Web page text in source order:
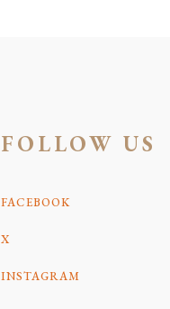
FOLLOW US
FACEBOOK
X
INSTAGRAM